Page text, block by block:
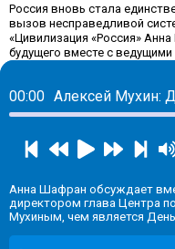
Россия вновь стала
вызов несправедливой
«Цивилизация «Россия»
будущего вместе с
00:00
Анна Шафран обсуждает
директором глава Центра
Мухиным, чем является